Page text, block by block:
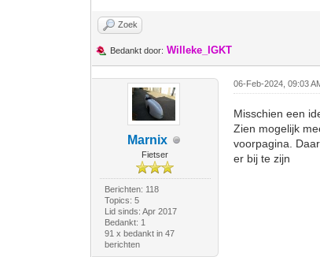
Zoek
Bedankt door: Willeke_IGKT
Marnix
Fietser
Berichten: 118
Topics: 5
Lid sinds: Apr 2017
Bedankt: 1
91 x bedankt in 47
berichten
06-Feb-2024, 09:03
Misschien een
Zien mogelijk
voorpagina.
er bij te zijn